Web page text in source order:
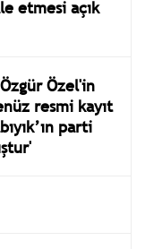
etmesi açık
Özel'in
resmi kayıt
parti